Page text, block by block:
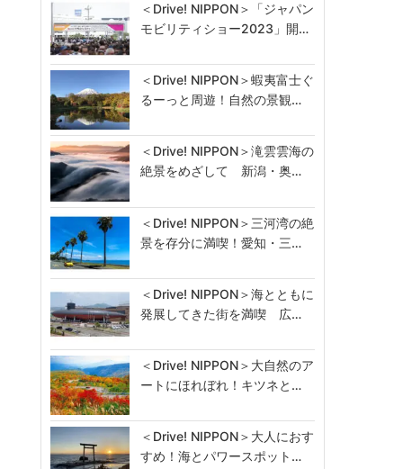
＜Drive! NIPPON＞「ジャパン
モビリティショー2023」開…
＜Drive! NIPPON＞蝦夷富士ぐ
るーっと周遊！自然の景観…
＜Drive! NIPPON＞滝雲雲海の
絶景をめざして 新潟・奥…
＜Drive! NIPPON＞三河湾の絶
景を存分に満喫！愛知・三…
＜Drive! NIPPON＞海とともに
発展してきた街を満喫 広…
＜Drive! NIPPON＞大自然のア
ートにほれぼれ！キツネと…
＜Drive! NIPPON＞大人におす
すめ！海とパワースポット…